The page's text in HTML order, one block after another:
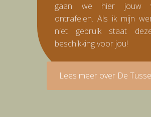
gaan we hier jouw
ontrafelen. Als ik mijn
niet gebruik staat
beschikking voor jou!
Lees meer over De